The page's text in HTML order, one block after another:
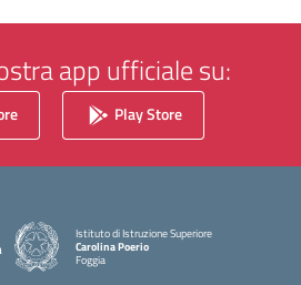
app ufficiale su:
Play Store
Istituto di Istruzione Superiore
Carolina Poerio
Foggia
— Visita la pagina iniziale della scuola